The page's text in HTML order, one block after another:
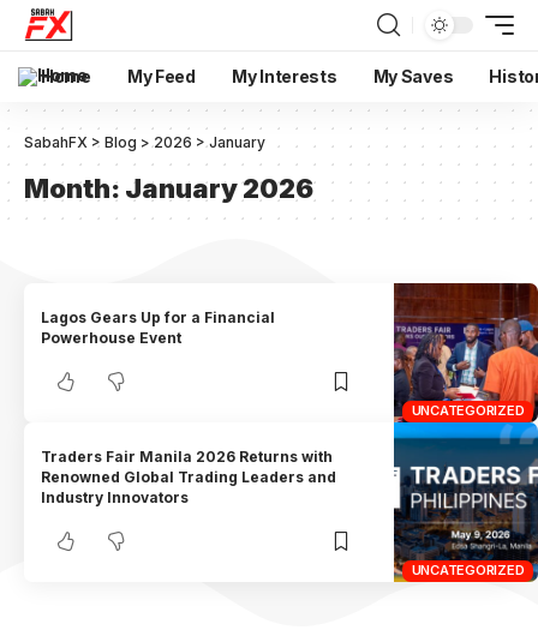
Home My Feed My Interests My Saves
SabahFX > Blog >2026 >January
Month: January 2026
UNCATEGORIZED
Lagos Gears Up for a Financial
Powerhouse Event
UNCATEGORIZED
Traders Fair Manila 2026 Returns with
Renowned Global Trading Leaders and
Industry Innovators